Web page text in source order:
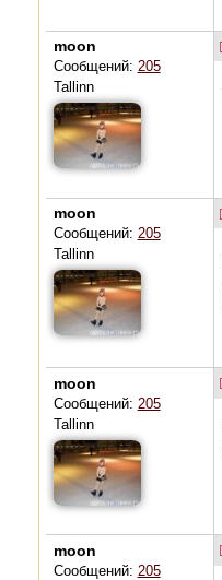
moon
Сообщений: 205
Tallinn
moon
Сообщений: 205
Tallinn
moon
Сообщений: 205
Tallinn
moon
Сообщений: 205